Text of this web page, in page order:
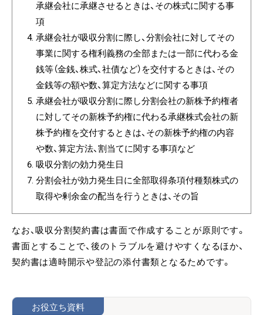
承継会社に承継させるときは、その株式に関する事
項
承継会社が吸収分割に際し、分割会社に対してその
事業に関する権利義務の全部または一部に代わる金
銭等（金銭、株式、社債など）を交付するときは、その
金銭等の額や数、算定方法などに関する事項
承継会社が吸収分割に際し分割会社の新株予約権者
に対してその新株予約権に代わる承継株式会社の新
株予約権を交付するときは、その新株予約権の内容
や数、算定方法、割当てに関する事項など
吸収分割の効力発生日
分割会社が効力発生日に全部取得条項付種類株式の
取得や剰余金の配当を行うときは、その旨
なお、吸収分割契約書は書面で作成することが原則です。
書面とすることで、後のトラブルを避けやすくなるほか、
契約書は適時開示や登記の添付書類となるためです。
お役立ち資料